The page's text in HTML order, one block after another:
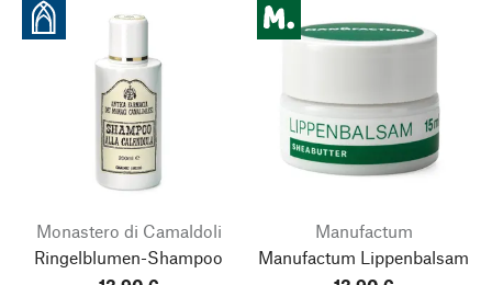
Monastero di Camaldoli
Ringelblumen-Shampoo
Manufactum
Manufactum Lippenbalsam
Nach oben